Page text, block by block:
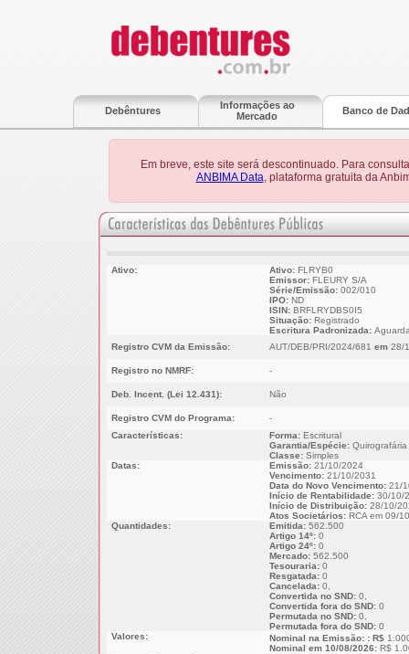
Debêntures
Informações ao
Mercado
Banco de
Em breve, este site será descontinuado. Para
ANBIMA Data, plataforma gratuita da
Ativo: Ativo:FLRYB0
Emissor:FLEURY S/A
Série/Emissão:002/010
IPO: ND
ISIN:BRFLRYDBS0I5
Situação:Registrado
Escritura Padronizada:
Registro CVM da Emissão:
AUT/DEB/PRI/2024/681 em28/
Registro no NMRF: -
Deb. Incent. (Lei 12.431): Não
Registro CVM do Programa:
-
Características:
Forma:Escritural
Garantia/Espécie:Quirografária
Classe:Simples
Datas:
Emissão:21/10/2024
Vencimento: 21/10/2031
Data do Novo Vencimento:21/
Início de Rentabilidade:30/10/
Início de Distribuição:28/10/
Atos Societários:RCA em 09/
Quantidades:
Emitida:562.500
Artigo 14º:0
Artigo 24º:0
Mercado:562.500
Tesouraria:0
Resgatada:0
Cancelada:0,
Convertida no SND:0,
Convertida fora do SND:0
Permutada no SND:0,
Permutada fora do SND:0
Valores:
Nominal na Emissão: : R$
Nominal em 10/08/2026:R$